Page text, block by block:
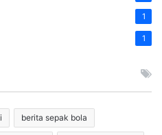
1
1
berita sepak bola